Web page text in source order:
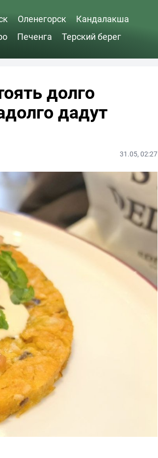
Оленегорск
Кандалакша
Печенга Терский берег
долго
дадут
31.05, 02:27